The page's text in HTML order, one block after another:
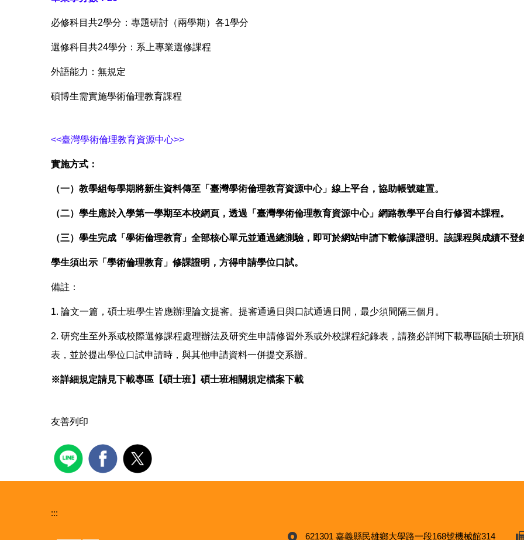
必修科目共2學分：專題研討（兩學期）各1學分
選修科目共24學分：系上專業選修課程
外語能力：無規定
碩博生需實施學術倫理教育課程
<<臺灣學術倫理教育資源中心>>
實施方式：
（一）教學組每學期將新生資料傳至「臺灣學術倫理教育資源中心」線上平台，協助帳號建置。
（二）學生應於入學第一學期至本校網頁，透過「臺灣學術倫理教育資源中心」網路教學平台自行修習本課程。
（三）學生完成「學術倫理教育」全部核心單元並通過總測驗，即可於網站申請下載修課證明。該課程與成績不登
學生須出示「學術倫理教育」修課證明，方得申請學位口試。
備註：
1. 論文一篇，碩士班學生皆應辦理論文提審。提審通過日與口試通過日間，最少須間隔三個月。
2. 研究生至外系或校際選修課程處理辦法及研究生申請修習外系或外校課程紀錄表，請務必詳閱下載專區[碩士班]
表，並於提出學位口試申請時，與其他申請資料一併提交系辦。
※詳細規定請見下載專區【碩士班】碩士班相關規定檔案下載
友善列印
:::
621301 嘉義縣民雄鄉大學路一段168號機械館314